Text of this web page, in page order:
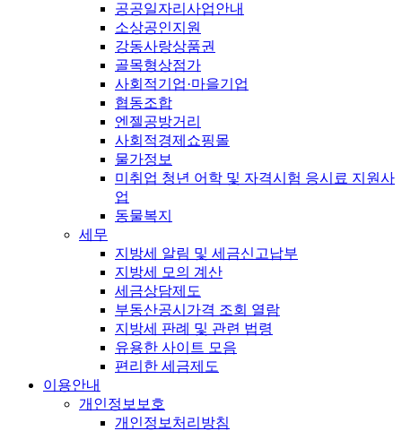
공공일자리사업안내
소상공인지원
강동사랑상품권
골목형상점가
사회적기업·마을기업
협동조합
엔젤공방거리
사회적경제쇼핑몰
물가정보
미취업 청년 어학 및 자격시험 응시료 지원사
업
동물복지
세무
지방세 알림 및 세금신고납부
지방세 모의 계산
세금상담제도
부동산공시가격 조회 열람
지방세 판례 및 관련 법령
유용한 사이트 모음
편리한 세금제도
이용안내
개인정보보호
개인정보처리방침